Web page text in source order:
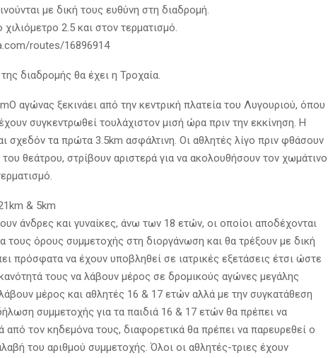
με δική τους ευθύνη στη διαδρομή.
2.5 και στον τερματισμό.
routes/16896914
διαδρομής θα έχει η Τροχαία.
αγώνας ξεκινάει από την κεντρική πλατεία του Λυγουριού, όπου
συγκεντρωθεί τουλάχιστον μισή ώρα πριν την εκκίνηση. Η
σχεδόν τα πρώτα 3.5km ασφάλτινη. Οι αθλητές λίγο πριν φθάσουν
θεάτρου, στρίβουν αριστερά για να ακολουθήσουν τον χωμάτινο
& 5km
άνδρες και γυναίκες, άνω των 18 ετών, οι οποίοι αποδέχονται
τους όρους συμμετοχής στη διοργάνωση και θα τρέξουν με δική
πρόσφατα να έχουν υποβληθεί σε ιατρικές εξετάσεις έτσι ώστε
τους να λάβουν μέρος σε δρομικούς αγώνες μεγάλης
μέρος και αθλητές 16 & 17 ετών αλλά με την συγκατάθεση
συμμετοχής για τα παιδιά 16 & 17 ετών θα πρέπει να
από τον κηδεμόνα τους, διαφορετικά θα πρέπει να παρευρεθεί ο
του αριθμού συμμετοχής. Όλοι οι αθλητές-τριες έχουν